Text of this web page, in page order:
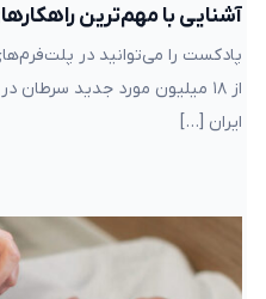
آشنایی با مهم‌ترین
پادکست را می‌توانید در
از ۱۸ میلیون مورد جدید
ایران […]